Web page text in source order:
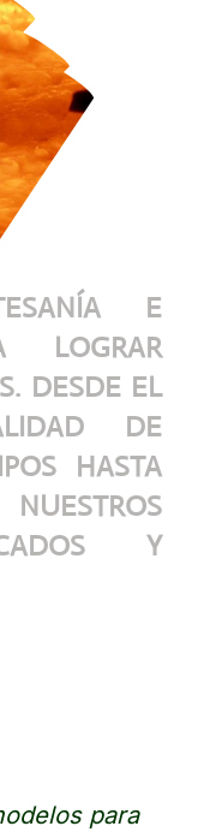
E
LOGRAR
DESDE EL
DE
HASTA
Y
para